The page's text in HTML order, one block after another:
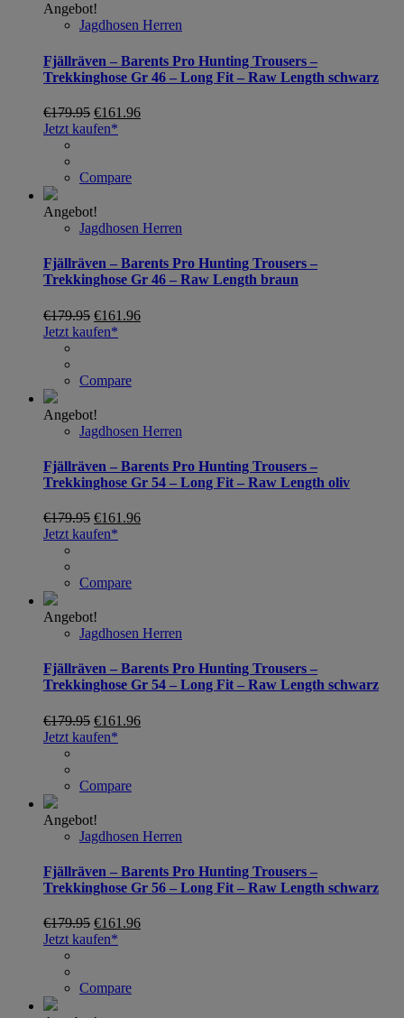
Angebot!
Jagdhosen Herren
Fjällräven – Barents Pro Hunting Trousers –
Trekkinghose Gr 46 – Long Fit – Raw Length schwarz
€179.95 €161.96
Jetzt kaufen*
Compare
Angebot!
Jagdhosen Herren
Fjällräven – Barents Pro Hunting Trousers –
Trekkinghose Gr 46 – Raw Length braun
€179.95 €161.96
Jetzt kaufen*
Compare
Angebot!
Jagdhosen Herren
Fjällräven – Barents Pro Hunting Trousers –
Trekkinghose Gr 54 – Long Fit – Raw Length oliv
€179.95 €161.96
Jetzt kaufen*
Compare
Angebot!
Jagdhosen Herren
Fjällräven – Barents Pro Hunting Trousers –
Trekkinghose Gr 54 – Long Fit – Raw Length schwarz
€179.95 €161.96
Jetzt kaufen*
Compare
Angebot!
Jagdhosen Herren
Fjällräven – Barents Pro Hunting Trousers –
Trekkinghose Gr 56 – Long Fit – Raw Length schwarz
€179.95 €161.96
Jetzt kaufen*
Compare